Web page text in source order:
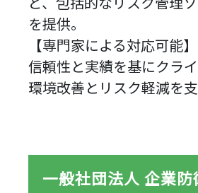
を提供。
【専門家による対応可能
信頼性と実績を基にクラ
環境改善とリスク軽減を支
一般社団法人 企業